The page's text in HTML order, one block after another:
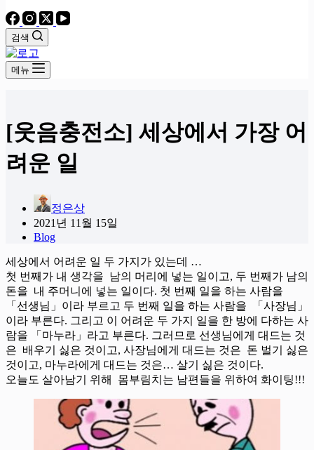
검색
메뉴
[웃음충전소] 세상에서 가장 어
려운 일
정은상
2021년 11월 15일
Blog
세상에서 어려운 일 두 가지가 있는데 …
첫 번째가 내 생각을 남의 머리에 넣는 일이고, 두 번째가 남의
돈을 내 주머니에 넣는 일이다. 첫 번째 일을 하는 사람을
「선생님」이라 부르고 두 번째 일을 하는 사람을 「사장님」
이라 부른다. 그리고 이 어려운 두 가지 일을 한 방에 다하는 사
람을 「마누라」라고 부른다. 그러므로 선생님에게 대드는 것
은 배우기 싫은 것이고, 사장님에게 대드는 것은 돈 벌기 싫은
것이고, 마누라에게 대드는 것은… 살기 싫은 것이다.
오늘도 살아남기 위해 몸부림치는 남편들을 위하여 화이팅!!!